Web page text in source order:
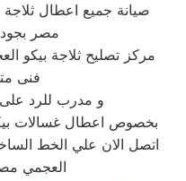
صيانة جميع اعطال
مصر
مركز تصليح ثلاجة بيكو
فنى
و مدرب للرد على
بخصوص اعطال غسالات
اتصل الان علي الخط
العجمي